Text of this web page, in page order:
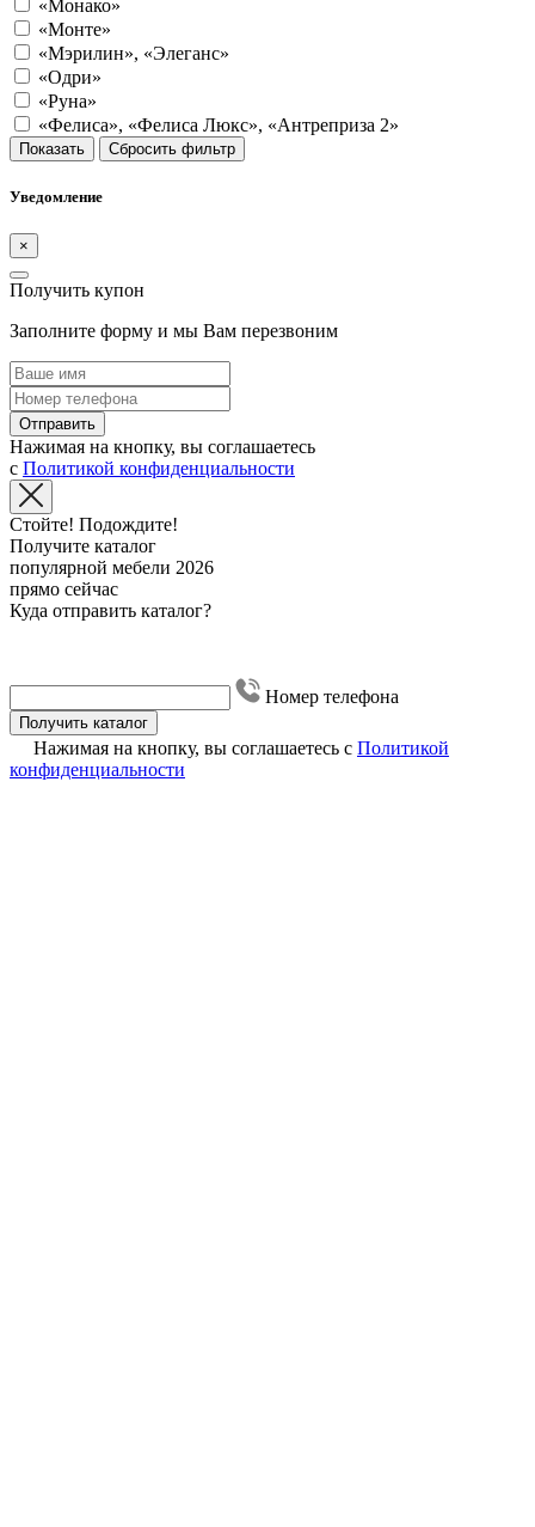
«Монако»
«Монте»
«Мэрилин», «Элеганс»
«Одри»
«Руна»
«Фелиса», «Фелиса Люкс», «Антреприза 2»
Показать Сбросить фильтр
Уведомление
×
Получить купон
Заполните форму и мы Вам перезвоним
Отправить
Нажимая на кнопку, вы соглашаетесь
с Политикой конфиденциальности
Стойте! Подождите!
Получите каталог
популярной мебели 2026
прямо сейчас
Куда отправить каталог?
Номер телефона
Получить каталог
Нажимая на кнопку, вы соглашаетесь с Политикой
конфиденциальности